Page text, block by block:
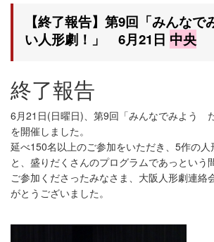
【終了報告】第9回「みんなで
い人形劇！」 6月21日 中央
終了報告
6月21日(日曜日)、第9回「みんなでみよう
を開催しました。
延べ150名以上のご参加をいただき、5作の
と、盛りだくさんのプログラムであっという
ご参加くださったみなさま、大阪人形劇連絡
がとうございました。